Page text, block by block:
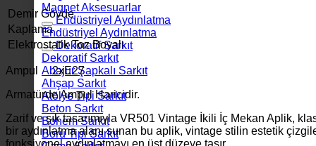
Magnet Aksesuarlar
Endüstriyel Aydınlatma
Endüstriyel Aydınlatma
Dekoratif Sarkıt
Dekoratif Sarkıt
Abajur Şapkalı Sarkıt
Ahşap Sarkıt
Atölye Tipi Sarkıt
Beton Sarkıt
Bohem Sarkıt
Boru Tipi Sarkıt
Demir Gövde
Kaplama
Elektrostatik Toz Boyalı
Ampul 2xE27
Armatürde Ampul Haricidir.
Zarif ve şık tasarımıyla VR501 Vintage İkili İç Mekan Aplik,
bir aydınlatma alanı sunan bu aplik, vintage stilin estetik
fonksiyonel aydınlatmayı en üst düzeye taşır.